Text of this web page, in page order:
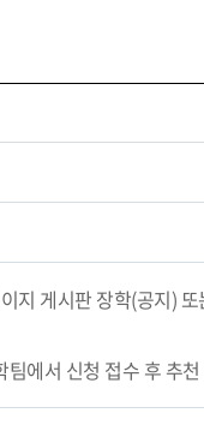
지 게시판 장학(공지)
팀에서 신청 접수 후 추